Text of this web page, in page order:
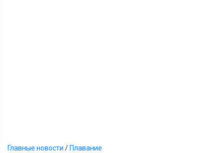
Главные новости / Плавание